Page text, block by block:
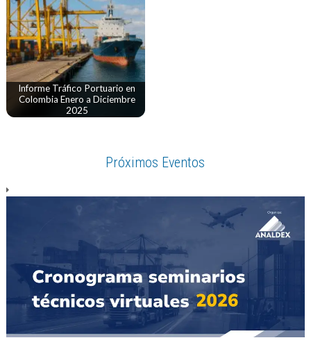
Informe Tráfico Portuario en
Colombia Enero a Diciembre
2025
Próximos Eventos